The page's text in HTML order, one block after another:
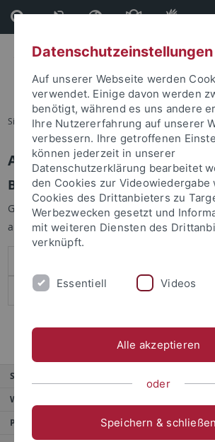
Direkt
zum
Inhalt
Direkt
zur
Fußleiste
Sie sind hier: Startseite
Anmelden
Benutzeranmeldung
Geben Sie Ihren Benutzernamen und Ihr
anzumelden:
Service
Weitere Angebote
Portale
Datenschutzeinstellungen
Auf unserer Webseite werden
verwendet. Einige davon werden
benötigt, während es uns andere
Ihre Nutzererfahrung auf unserer
verbessern. Ihre getroffenen
können jederzeit in unserer
Datenschutzerklärung bearbeitet
den Cookies zur Videowiedergabe
Cookies des Drittanbieters zu
Werbezwecken gesetzt und
mit weiteren Diensten des
verknüpft.
Essentiell Videos
Alle akzeptieren
oder
Speichern & schließen